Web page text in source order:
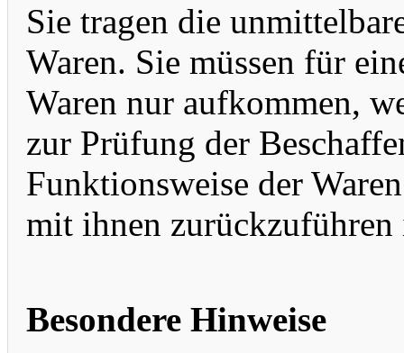
Sie tragen die
Waren. Sie müssen für
Waren nur aufkommen,
zur Prüfung der
Funktionsweise der
mit ihnen zurückzuführen
Besondere Hinweise